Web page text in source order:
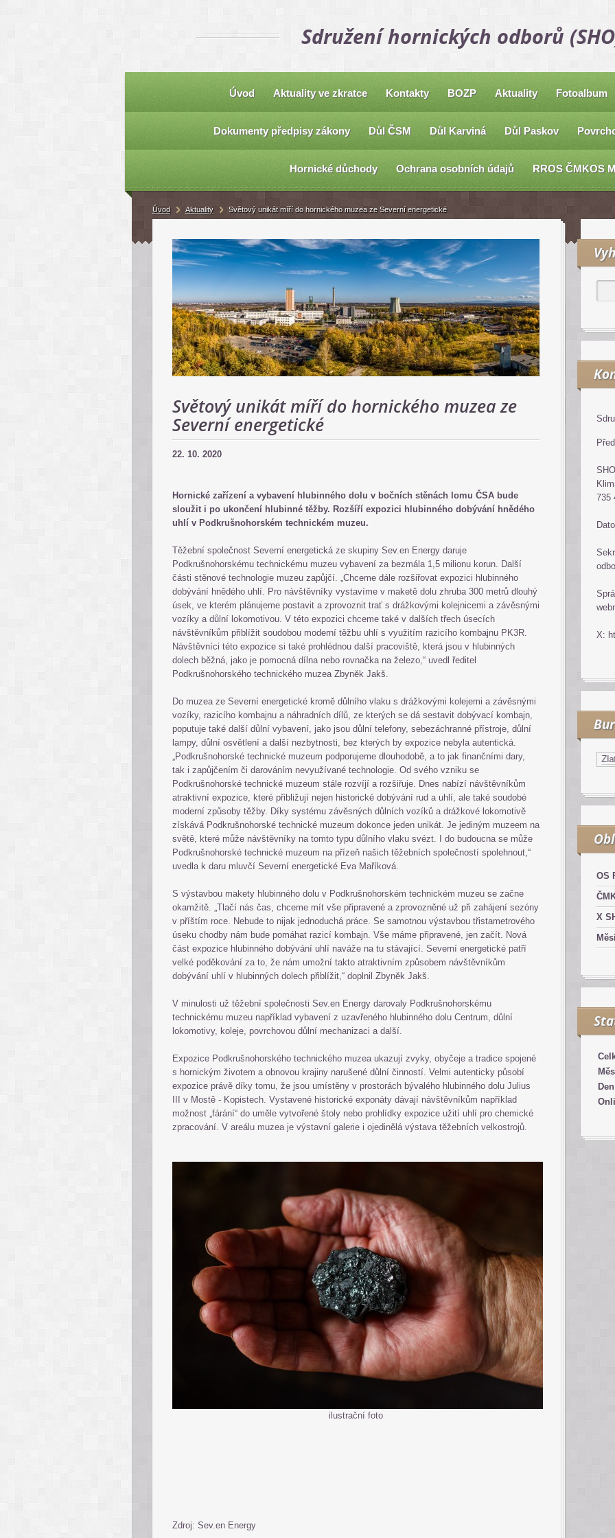
Sdružení hornických odborů
Úvod Aktuality ve zkratce Kontakty BOZP Aktuality Fotoalbum
Dokumenty předpisy zákony Důl ČSM Důl Karviná Důl Paskov
Hornické důchody Ochrana osobních údajů RROS ČMKOS
Světový unikát míří do hornického muzea ze
Severní energetické
22. 10. 2020
Hornické zařízení a vybavení hlubinného dolu v bočních stěnách lomu ČSA bude
sloužit i po ukončení hlubinné těžby. Rozšíří expozici hlubinného dobývání hnědého
uhlí v Podkrušnohorském technickém muzeu.
Těžební společnost Severní energetická ze skupiny Sev.en Energy daruje
Podkrušnohorskému technickému muzeu vybavení za bezmála 1,5 milionu korun. Další
části stěnové technologie muzeu zapůjčí. „Chceme dále rozšiřovat expozici hlubinného
dobývání hnědého uhlí. Pro návštěvníky vystavíme v maketě dolu zhruba 300 metrů dlouhý
úsek, ve kterém plánujeme postavit a zprovoznit trať s drážkovými kolejnicemi a závěsnými
vozíky a důlní lokomotivou. V této expozici chceme také v dalších třech úsecích
návštěvníkům přiblížit soudobou moderní těžbu uhlí s využitím razicího kombajnu PK3R.
Návštěvníci této expozice si také prohlédnou další pracoviště, která jsou v hlubinných
dolech běžná, jako je pomocná dílna nebo rovnačka na železo,“ uvedl ředitel
Podkrušnohorského technického muzea Zbyněk Jakš.
Do muzea ze Severní energetické kromě důlního vlaku s drážkovými kolejemi a závěsnými
vozíky, razicího kombajnu a náhradních dílů, ze kterých se dá sestavit dobývací kombajn,
poputuje také další důlní vybavení, jako jsou důlní telefony, sebezáchranné přístroje, důlní
lampy, důlní osvětlení a další nezbytnosti, bez kterých by expozice nebyla autentická.
„Podkrušnohorské technické muzeum podporujeme dlouhodobě, a to jak finančními dary,
tak i zapůjčením či darováním nevyužívané technologie. Od svého vzniku se
Podkrušnohorské technické muzeum stále rozvíjí a rozšiřuje. Dnes nabízí návštěvníkům
atraktivní expozice, které přibližují nejen historické dobývání rud a uhlí, ale také soudobé
moderní způsoby těžby. Díky systému závěsných důlních vozíků a drážkové lokomotivě
získává Podkrušnohorské technické muzeum dokonce jeden unikát. Je jediným muzeem na
světě, které může návštěvníky na tomto typu důlního vlaku svézt. I do budoucna se může
Podkrušnohorské technické muzeum na přízeň našich těžebních společností spolehnout,“
uvedla k daru mluvčí Severní energetické Eva Maříková.
S výstavbou makety hlubinného dolu v Podkrušnohorském technickém muzeu se začne
okamžitě. „Tlačí nás čas, chceme mít vše připravené a zprovozněné už při zahájení sezóny
v příštím roce. Nebude to nijak jednoduchá práce. Se samotnou výstavbou třistametrového
úseku chodby nám bude pomáhat razicí kombajn. Vše máme připravené, jen začít. Nová
část expozice hlubinného dobývání uhlí naváže na tu stávající. Severní energetické patří
velké poděkování za to, že nám umožní takto atraktivním způsobem návštěvníkům
dobývání uhlí v hlubinných dolech přiblížit,“ doplnil Zbyněk Jakš.
V minulosti už těžební společnosti Sev.en Energy darovaly Podkrušnohorskému
technickému muzeu například vybavení z uzavřeného hlubinného dolu Centrum, důlní
lokomotivy, koleje, povrchovou důlní mechanizaci a další.
Expozice Podkrušnohorského technického muzea ukazují zvyky, obyčeje a tradice spojené
s hornickým životem a obnovou krajiny narušené důlní činností. Velmi autenticky působí
expozice právě díky tomu, že jsou umístěny v prostorách bývalého hlubinného dolu Julius
III v Mostě - Kopistech. Vystavené historické exponáty dávají návštěvníkům například
možnost „fárání“ do uměle vytvořené štoly nebo prohlídky expozice užití uhlí pro chemické
zpracování. V areálu muzea je výstavní galerie i ojedinělá výstava těžebních velkostrojů.
ilustrační foto
Zdroj: Sev.en Energy
SHO
735
X:
Kurzy.cz Komodity a deriváty Zlato
OS
X
Úvod Aktuality Světový unikát míří do hornického muzea ze Severní energetické